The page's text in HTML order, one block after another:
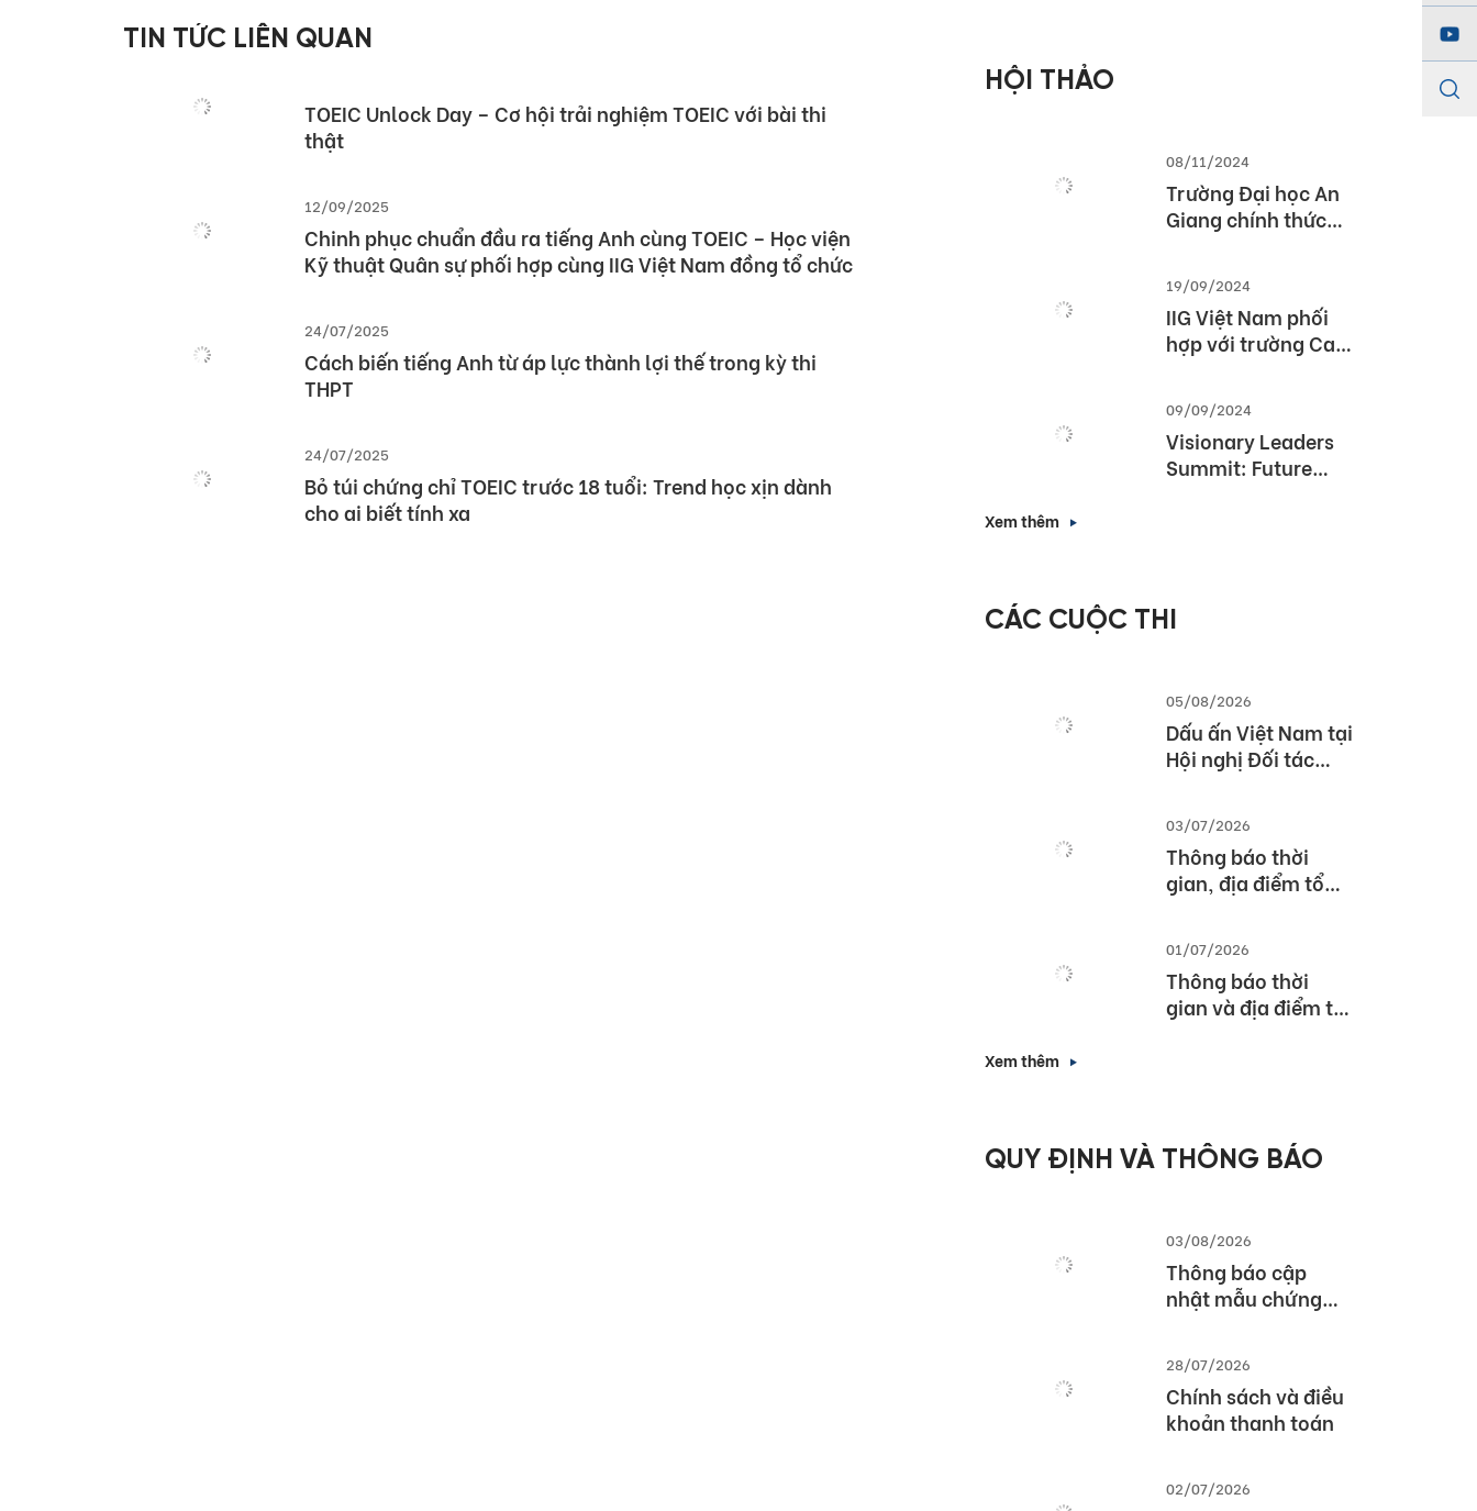
TIN TỨC LIÊN QUANhọc sinh Thủ đô
TOEIC Unlock Day – Cơ hội trải nghiệm TOEIC với bài thi
thật
12/09/2025
Chinh phục chuẩn đầu ra tiếng Anh cùng TOEIC – Học viện
Kỹ thuật Quân sự phối hợp cùng IIG Việt Nam đồng tổ chức
24/07/2025
Cách biến tiếng Anh từ áp lực thành lợi thế trong kỳ thi
THPT
24/07/2025
Bỏ túi chứng chỉ TOEIC trước 18 tuổi: Trend học xịn dành
cho ai biết tính xa
HỘI THẢO
08/11/2024
Trường Đại học An
Giang chính thức
19/09/2024
IIG Việt Nam phối
hợp với trường Cao
“TOEIC- Chuẩn đầu
ra tiếng Anh- Bí
Quyết chinh phục
09/09/2024
Visionary Leaders
Summit: Future
trong nhà trường
Xem thêm
CÁC CUỘC THI
05/08/2026
Dấu ấn Việt Nam tại
Hội nghị Đối tác
Partner Summit –
GPS) 2026
03/07/2026
Thông báo thời
gian, địa điểm tổ
TOEFL Challenge
năm học 2025 –
2026
01/07/2026
Thông báo thời
gian và địa điểm tổ
2026
Xem thêm
QUY ĐỊNH VÀ THÔNG BÁO
03/08/2026
Thông báo cập
nhật mẫu chứng
Speaking
28/07/2026
Chính sách và điều
khoản thanh toán
02/07/2026